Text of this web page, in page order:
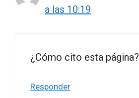
a las 10:19
¿Cómo cito esta página?
Responder